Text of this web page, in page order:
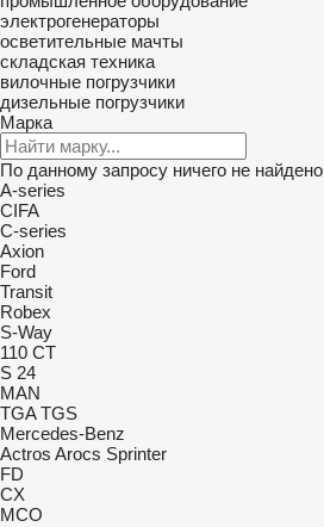
электрогенераторы
осветительные мачты
складская техника
вилочные погрузчики
дизельные погрузчики
Марка
По данному запросу ничего не найдено
A-series
CIFA
C-series
Axion
Ford
Transit
Robex
S-Way
110 CT
S 24
MAN
TGA TGS
Mercedes-Benz
Actros Arocs Sprinter
FD
CX
MCO